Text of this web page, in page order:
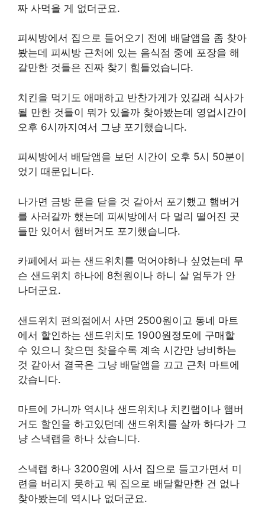
짜 사먹을 게 없더군요.
피씨방에서 집으로 들어오기 전에 배달앱을 좀 찾아
봤는데 피씨방 근처에 있는 음식점 중에 포장을 해
갈만한 것들은 진짜 찾기 힘들었습니다.
치킨을 먹기도 애매하고 반찬가게가 있길래 식사가
될 만한 것들이 뭐가 있을까 찾아봤는데 영업시간이
오후 6시까지여서 그냥 포기했습니다.
피씨방에서 배달앱을 보던 시간이 오후 5시 50분이
었기 때문입니다.
나가면 금방 문을 닫을 것 같아서 포기했고 햄버거
를 사러갈까 했는데 피씨방에서 다 멀리 떨어진 곳
들만 있어서 햄버거도 포기했습니다.
카페에서 파는 샌드위치를 먹어야하나 싶었는데 무
슨 샌드위치 하나에 8천원이나 하니 살 엄두가 안
나더군요.
샌드위치 편의점에서 사면 2500원이고 동네 마트
에서 할인하는 샌드위치도 1900원정도에 구매할
수 있으니 찾으면 찾을수록 계속 시간만 낭비하는
것 같아서 결국은 그냥 배달앱을 끄고 근처 마트에
갔습니다.
마트에 가니까 역시나 샌드위치나 치킨랩이나 햄버
거도 할인을 하고있던데 샌드위치를 살까 하다가 그
냥 스낵랩을 하나 샀습니다.
스낵랩 하나 3200원에 사서 집으로 들고가면서 미
련을 버리지 못하고 뭐 집으로 배달할만한 건 없나
찾아봤는데 역시나 없더군요.